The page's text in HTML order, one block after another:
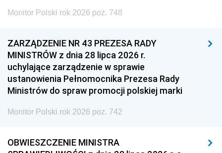
Monitor Polski rok 2026 poz. 748
ZARZĄDZENIE NR 43 PREZESA RADY
MINISTRÓW z dnia 28 lipca 2026 r.
uchylające zarządzenie w sprawie
ustanowienia Pełnomocnika Prezesa Rady
Ministrów do spraw promocji polskiej marki
Monitor Polski rok 2026 poz. 742
OBWIESZCZENIE MINISTRA